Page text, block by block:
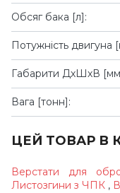
Обсяг бака [л]:
Потужність двигуна
Габарити ДхШхВ
Вага [тонн]:
ЦЕЙ ТОВАР В
Верстати для
Листозгини з ЧПК ,